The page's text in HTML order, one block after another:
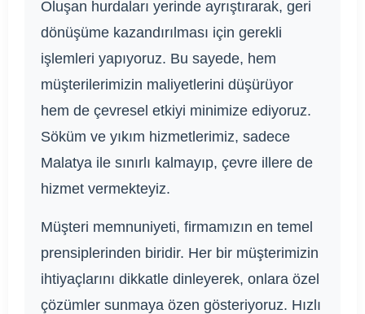
Oluşan hurdaları yerinde ayrıştırarak, geri
dönüşüme kazandırılması için gerekli
işlemleri yapıyoruz. Bu sayede, hem
müşterilerimizin maliyetlerini düşürüyor
hem de çevresel etkiyi minimize ediyoruz.
Söküm ve yıkım hizmetlerimiz, sadece
Malatya ile sınırlı kalmayıp, çevre illere de
hizmet vermekteyiz.
Müşteri memnuniyeti, firmamızın en temel
prensiplerinden biridir. Her bir müşterimizin
ihtiyaçlarını dikkatle dinleyerek, onlara özel
çözümler sunmaya özen gösteriyoruz. Hızlı